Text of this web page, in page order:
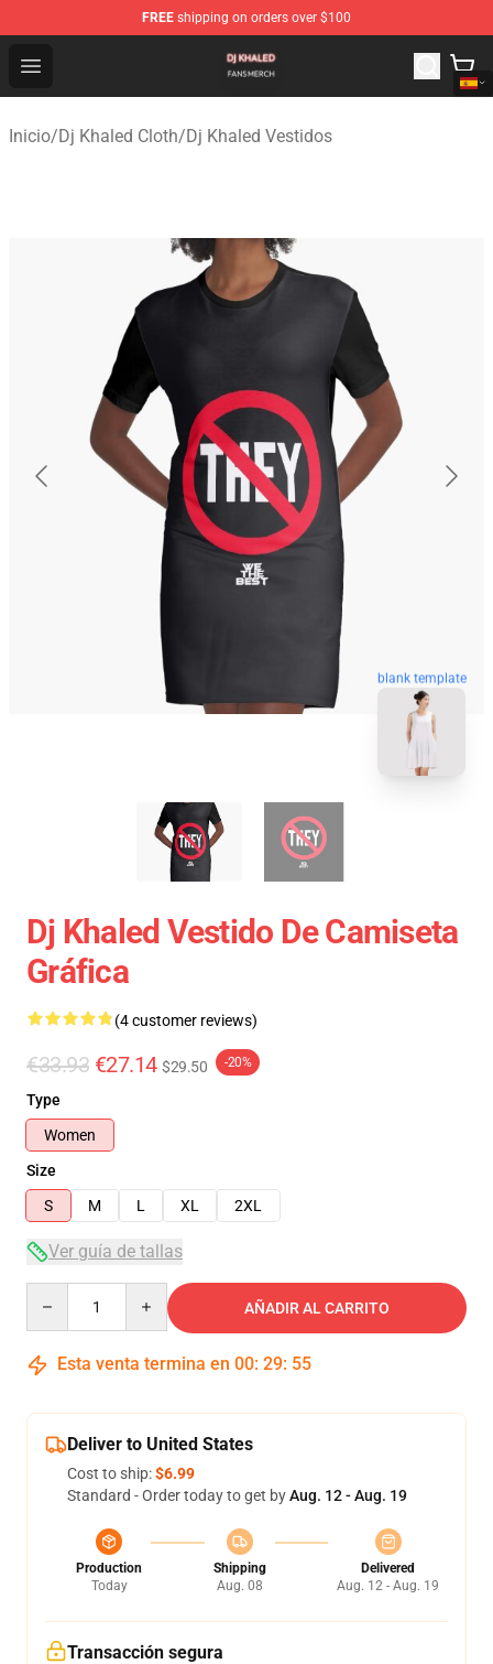
FREE shipping on orders over $100
Open menu
Dj Khaled Shop - Official Dj Khaled Merchandise Store
Inicio/Dj Khaled Cloth/Dj Khaled Vestidos
blank template
Dj Khaled Vestido De Camiseta
Gráfica
(4 customer reviews)
€33.93 €27.14 $29.50 -20%
Type
Women
Size
S
M L XL 2XL
Ver guía de tallas
AÑADIR AL CARRITO
Esta venta termina en 00: 29: 54
Deliver to United States
Cost to ship:$6.99
Standard - Order today to get byAug. 12 - Aug. 19
Production
Today
Shipping
Aug. 08
Delivered
Aug. 12 - Aug. 19
Transacción segura